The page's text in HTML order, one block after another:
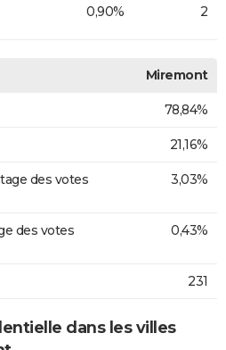
0,90% 2
Miremont
78,84%
21,16%
des votes
3,03%
des votes
0,43%
231
dans les villes